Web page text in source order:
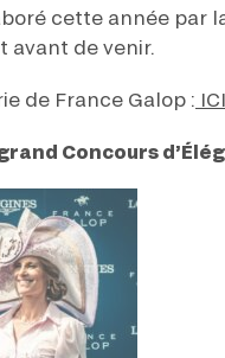
cette année par
avant de venir.
de France Galop : ICI
Concours